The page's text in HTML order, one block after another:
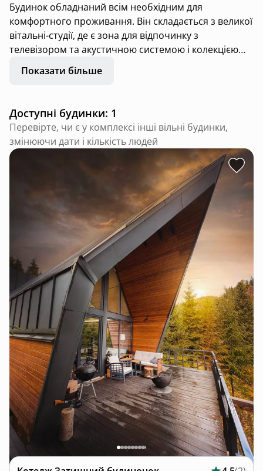
Будинок обладнаний всім необхідним для
комфортного проживання. Він складається з великої
вітальні-студії, де є зона для відпочинку з
телевізором та акустичною системою і колекцією
дисків. На кухні маємо весь необхідний посуд,
холодильник, мікрохвильову піч, чайник, тостер,
Також чай чорний та трав’яний карпатський, цукор,
олію та основні крупи. Вода з гірського джерела.
Маємо цілу полицю різних ігор, книжок та забав для
дітей та дорослих. На горі на антресолях затишна
спальня для 3-х гостей з чудовим краєвидом на
гори. На великій терасі є зона барбекю та кострова
чаша. Сидячі на дивані, загорнувшись в теплий
плед, біля палаючого вогнища, можна милуватися
навколишньою красою та вдихати чисте повітря. В
полі зору вам не трапляться ані люди ані будинки)
Найближчій магазин розташований в селі – від
будинку 10 хв. пішки.
В готельному комплексі Георгій є ресторан – від
будинку 20 хв. пішки. В садибі Аляска є їдальня –
можна замовляти страви карпатської кухні
(приносять до будинку). Також у них є чан – від
будинку пару хвилин. Лижні траси: Село Тисовець,
комплекс Тисовець (6,5 км. від будинку) Село Плавє,
комплекс Плай (11 км. від будинку) Село Волосянка,
комплекс Захар Беркут ( 45 км. від будинку)
Що подивитися навколо: Тустань – унікальна
наскельна фортеця. Село Урич (53 км. від будинку). Є
невеличкій музей де розкажуть про історію фортеці
Показати більше
Доступні будинки: 1
Перевірте, чи є у комплексі інші вільні будинки,
змінюючи дати і кількість людей